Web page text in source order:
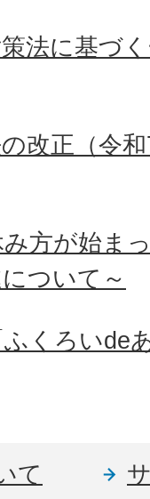
法に基づ
改正（令
方が始ま
ついて～
くろいde
て